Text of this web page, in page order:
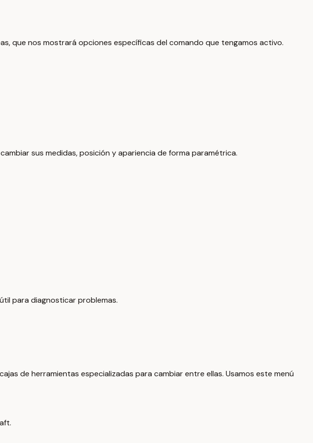
que nos mostrará opciones específicas del comando que tengamos activo.
sus medidas, posición y apariencia de forma paramétrica.
para diagnosticar problemas.
de herramientas especializadas para cambiar entre ellas. Usamos este menú